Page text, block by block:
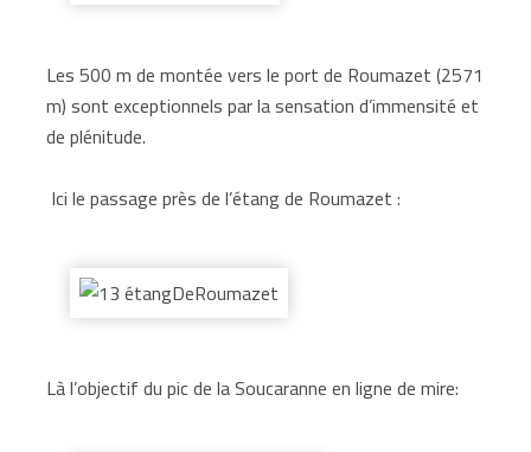
Les 500 m de montée vers le port de Roumazet (2571
m) sont exceptionnels par la sensation d’immensité et
de plénitude.
Ici le passage près de l’étang de Roumazet :
Là l’objectif du pic de la Soucaranne en ligne de mire: